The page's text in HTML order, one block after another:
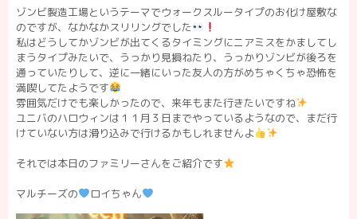
ゾンビ製造工場というテーマでウォークスルータイプのお化け屋敷な
のですが、なかなかスリリングでした
私はどうしてかゾンビが出てくるタイミングにニアミスをかましてし
まうタイプみたいで、うっかり見損ねたり、うっかりゾンビが後ろを
通っていたりして、逆に一緒にいった友人の方がめちゃくちゃ恐怖を
満喫してたようです
雰囲気だけでも楽しかったので、来年もまた行きたいですね
ユニバのハロウィンは１１月３日までやっているようなので、まだ行
けていない方は滑り込みで行けるかもしれませんよ
それでは本日のファミリーさんをご紹介です
マルチーズの ロイちゃん